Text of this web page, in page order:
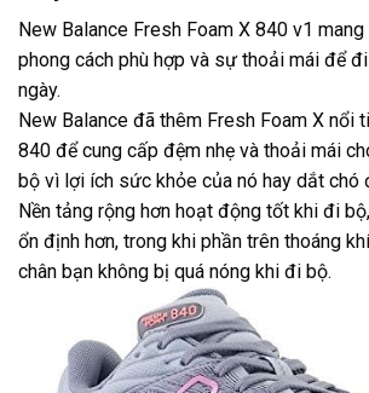
New Balance Fresh Foam X 840 v1
phong cách phù hợp và sự thoải mái để
ngày.
New Balance đã thêm Fresh Foam X nổi
840 để cung cấp đệm nhẹ và thoải mái
bộ vì lợi ích sức khỏe của nó hay dắt chó
Nền tảng rộng hơn hoạt động tốt khi đi
ổn định hơn, trong khi phần trên thoáng
chân bạn không bị quá nóng khi đi bộ.